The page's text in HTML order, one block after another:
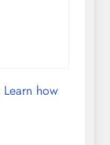
Learn how